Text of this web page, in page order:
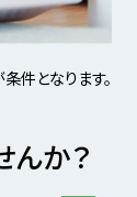
件となります。
んか？